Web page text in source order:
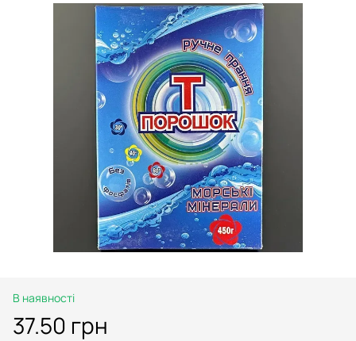
В наявності
37.50 грн